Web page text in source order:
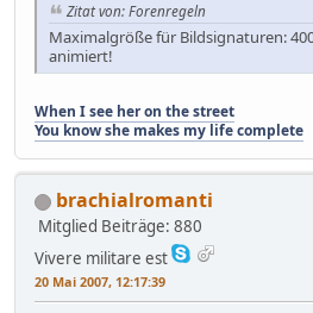
Zitat von: Forenregeln
Maximalgröße für Bildsignaturen:
animiert!
When I see her on the street
You know she makes my life complete
brachialromanti
Mitglied Beiträge: 880
Vivere militare est
20 Mai 2007, 12:17:39